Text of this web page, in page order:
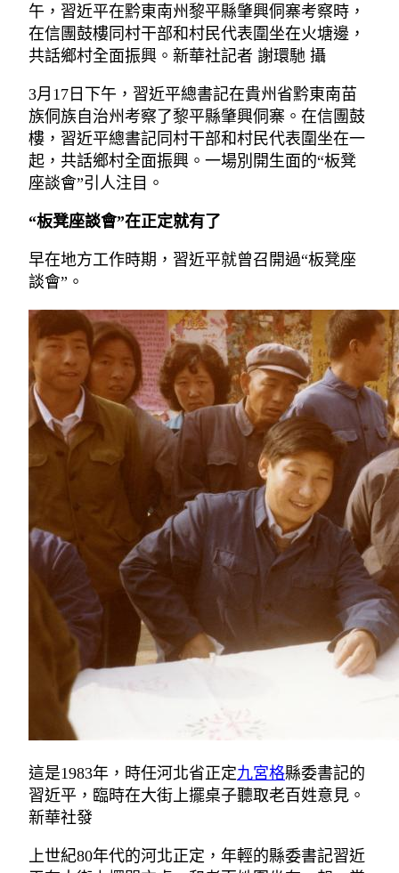
午，習近平在黔東南州黎平縣肇興侗寨考察時，
在信團鼓樓同村干部和村民代表圍坐在火塘邊，
共話鄉村全面振興。新華社記者 謝環馳 攝
3月17日下午，習近平總書記在貴州省黔東南苗
族侗族自治州考察了黎平縣肇興侗寨。在信團鼓
樓，習近平總書記同村干部和村民代表圍坐在一
起，共話鄉村全面振興。一場別開生面的“板凳
座談會”引人注目。
“板凳座談會”在正定就有了
早在地方工作時期，習近平就曾召開過“板凳座
談會”。
這是1983年，時任河北省正定九宮格縣委書記的
習近平，臨時在大街上擺桌子聽取老百姓意見。
新華社發
上世紀80年代的河北正定，年輕的縣委書記習近